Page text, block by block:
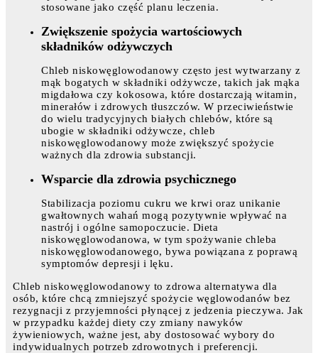
stosowane jako część planu leczenia.
Zwiększenie spożycia wartościowych
składników odżywczych
Chleb niskowęglowodanowy często jest wytwarzany z
mąk bogatych w składniki odżywcze, takich jak mąka
migdałowa czy kokosowa, które dostarczają witamin,
minerałów i zdrowych tłuszczów. W przeciwieństwie
do wielu tradycyjnych białych chlebów, które są
ubogie w składniki odżywcze, chleb
niskowęglowodanowy może zwiększyć spożycie
ważnych dla zdrowia substancji.
Wsparcie dla zdrowia psychicznego
Stabilizacja poziomu cukru we krwi oraz unikanie
gwałtownych wahań mogą pozytywnie wpływać na
nastrój i ogólne samopoczucie. Dieta
niskowęglowodanowa, w tym spożywanie chleba
niskowęglowodanowego, bywa powiązana z poprawą
symptomów depresji i lęku.
Chleb niskowęglowodanowy to zdrowa alternatywa dla
osób, które chcą zmniejszyć spożycie węglowodanów bez
rezygnacji z przyjemności płynącej z jedzenia pieczywa. Jak
w przypadku każdej diety czy zmiany nawyków
żywieniowych, ważne jest, aby dostosować wybory do
indywidualnych potrzeb zdrowotnych i preferencji.